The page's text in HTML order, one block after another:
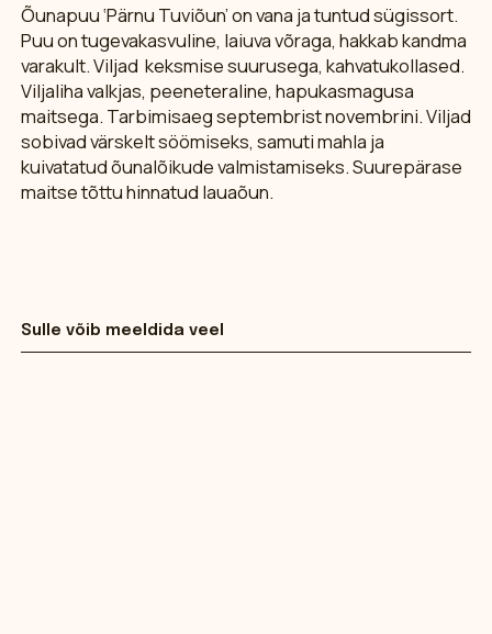
Õunapuu ‘Pärnu Tuviõun’ on vana ja tuntud sügissort.
Puu on tugevakasvuline, laiuva võraga, hakkab kandma
varakult. Viljad keksmise suurusega, kahvatukollased.
Viljaliha valkjas, peeneteraline, hapukasmagusa
maitsega. Tarbimisaeg septembrist novembrini. Viljad
sobivad värskelt söömiseks, samuti mahla ja
kuivatatud õunalõikude valmistamiseks. Suurepärase
maitse tõttu hinnatud lauaõun.
Sulle võib meeldida veel